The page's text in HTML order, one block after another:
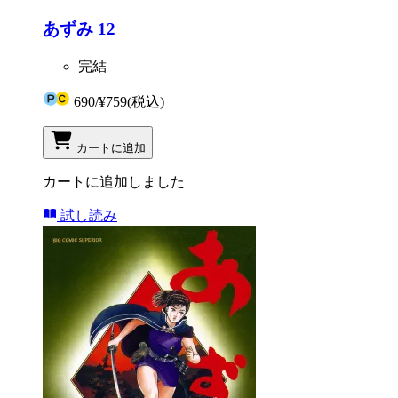
あずみ 12
完結
690/¥759(税込)
カートに追加
カートに追加しました
試し読み